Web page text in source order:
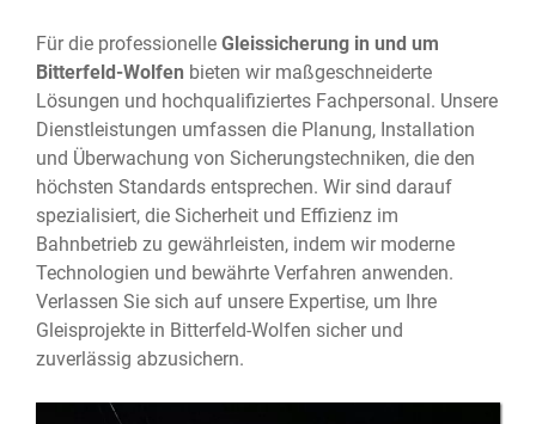
Für die professionelle Gleissicherung in und um
Bitterfeld-Wolfen⁠ bieten wir maßgeschneiderte
Lösungen und hochqualifiziertes Fachpersonal. Unsere
Dienstleistungen umfassen die Planung, Installation
und Überwachung von Sicherungstechniken, die den
höchsten Standards entsprechen. Wir sind darauf
spezialisiert, die Sicherheit und Effizienz im
Bahnbetrieb zu gewährleisten, indem wir moderne
Technologien und bewährte Verfahren anwenden.
Verlassen Sie sich auf unsere Expertise, um Ihre
Gleisprojekte in Bitterfeld-Wolfen⁠ sicher und
zuverlässig abzusichern.